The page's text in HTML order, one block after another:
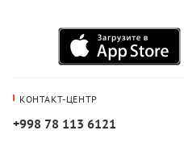
КОНТАКТ-ЦЕНТР
+998 78 113 6121